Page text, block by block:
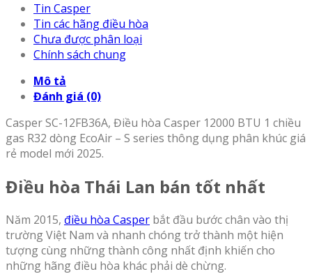
Tin Casper
Tin các hãng điều hòa
Chưa được phân loại
Chính sách chung
Mô tả
Đánh giá (0)
Casper SC-12FB36A, Điều hòa Casper 12000 BTU 1 chiều
gas R32 dòng EcoAir – S series thông dụng phân khúc giá
rẻ model mới 2025.
Điều hòa Thái Lan bán tốt nhất
Năm 2015, điều hòa Casper bắt đầu bước chân vào thị
trường Việt Nam và nhanh chóng trở thành một hiện
tượng cùng những thành công nhất định khiến cho
những hãng điều hòa khác phải dè chừng.